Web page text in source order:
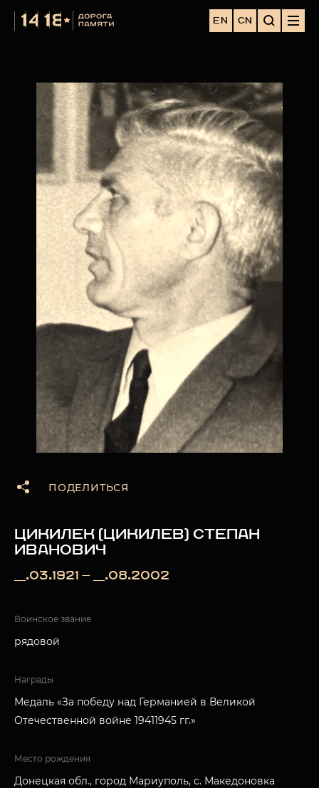
EN CN
ПОДЕЛИТЬСЯ
ЦИКИЛЕК (ЦИКИЛЕВ) СТЕПАН
ИВАНОВИЧ
__.03.1921 — __.08.2002
Воинское звание
рядовой
Награды
Медаль «За победу над Германией в Великой
Отечественной войне 19411945 гг.»
Место рождения
Донецкая обл., город Мариуполь, с. Македоновка